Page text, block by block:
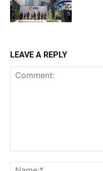
LEAVE A REPLY